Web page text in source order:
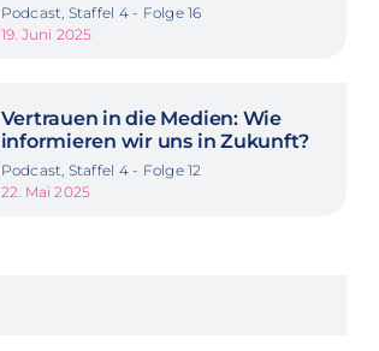
Podcast, Staffel 4 - Folge 16
19. Juni 2025
Vertrauen in die Medien: Wie
informieren wir uns in Zukunft?
Podcast, Staffel 4 - Folge 12
22. Mai 2025